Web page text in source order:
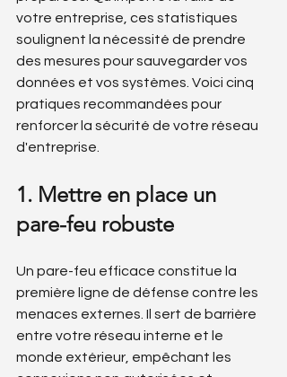
votre entreprise, ces statistiques
soulignent la nécessité de prendre
des mesures pour sauvegarder vos
données et vos systèmes. Voici cinq
pratiques recommandées pour
renforcer la sécurité de votre réseau
d'entreprise.
1. Mettre en place un
pare-feu robuste
Un pare-feu efficace constitue la
première ligne de défense contre les
menaces externes. Il sert de barrière
entre votre réseau interne et le
monde extérieur, empêchant les